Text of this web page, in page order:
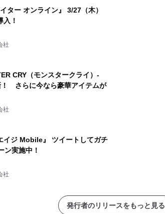
ター オンライン』 3/27（木）
！
社
CRY（モンスタークライ）-
さらに今なら豪華アイテムが
社
イジ Mobile』 ツイートしてガチ
ン実施中！
社
発行者のリリースをもっと見る